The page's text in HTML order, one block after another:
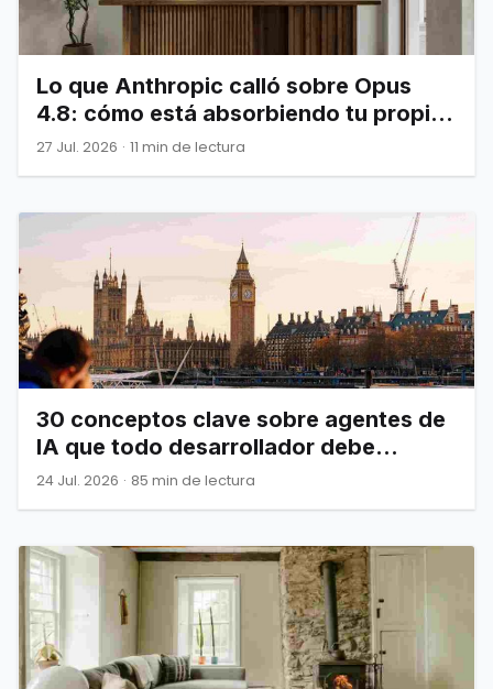
Lo que Anthropic calló sobre Opus
4.8: cómo está absorbiendo tu propia
infraestructura
27 Jul. 2026 · 11 min de lectura
30 conceptos clave sobre agentes de
IA que todo desarrollador debe
dominar
24 Jul. 2026 · 85 min de lectura